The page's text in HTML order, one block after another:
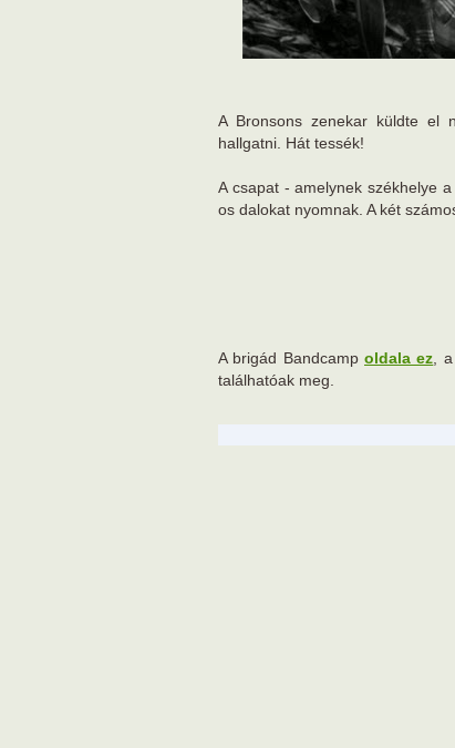
A Bronsons zenekar küldte el
hallgatni. Hát tessék!
A csapat - amelynek székhelye
os dalokat nyomnak. A két
A brigád Bandcamp oldala ez ,
találhatóak meg.